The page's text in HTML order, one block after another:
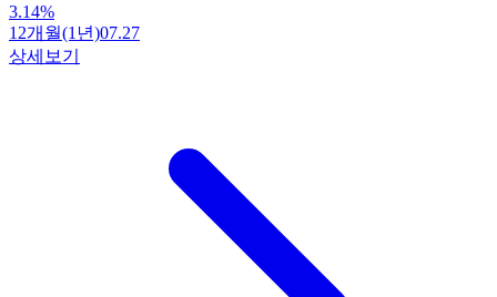
3.14%
12개월(1년)07.27
상세보기